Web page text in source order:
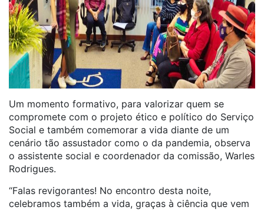
Um momento formativo, para valorizar quem se
compromete com o projeto ético e político do Serviço
Social e também comemorar a vida diante de um
cenário tão assustador como o da pandemia, observa
o assistente social e coordenador da comissão, Warles
Rodrigues.
“Falas revigorantes! No encontro desta noite,
celebramos também a vida, graças à ciência que vem